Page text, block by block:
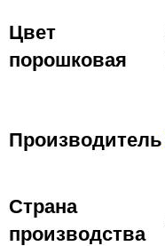
Цвет
порошковая
Производитель
Страна
производства